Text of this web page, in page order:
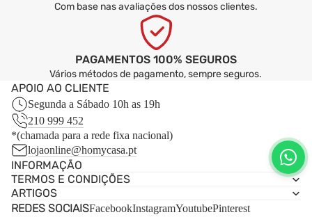
Com base nas avaliações dos nossos clientes.
PAGAMENTOS 100% SEGUROS
Vários métodos de pagamento, sempre seguros.
APOIO AO CLIENTE
Segunda a Sábado 10h as 19h
210 999 452
*(chamada para a rede fixa nacional)
lojaonline@homycasa.pt
INFORMAÇÃO
TERMOS E CONDIÇÕES
ARTIGOS
REDES SOCIAISFacebookInstagramYoutubePinterest